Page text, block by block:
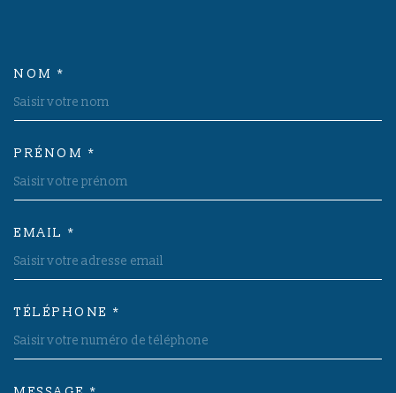
NOM *
PRÉNOM *
EMAIL *
TÉLÉPHONE *